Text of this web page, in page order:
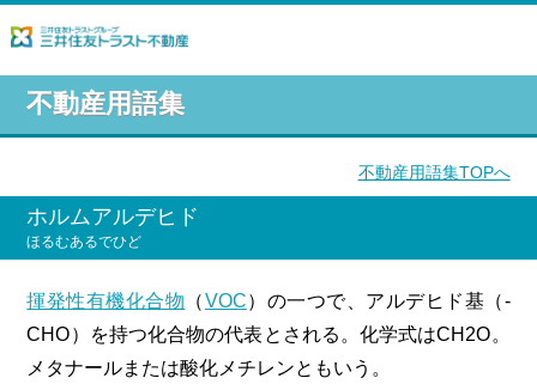
不動産用語集
不動産用語集TOPへ
ホルムアルデヒド
ほるむあるでひど
揮発性有機化合物 （VOC）の一つで、アルデヒド基（-
CHO）を持つ化合物の代表とされる。化学式はCH2O。
メタナールまたは酸化メチレンともいう。